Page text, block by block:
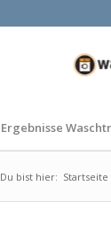
Ergebnisse
Du bist hier: Startseite